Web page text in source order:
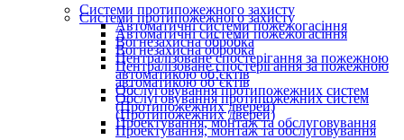
Системи протипожежного захисту
Автоматичні системи пожежогасіння
Вогнезахисна обробка
Централізоване спостерігання за пожежною
автоматикою об’єктів
Обслуговування протипожежних систем
(Протипожежних дверей)
Проектування, монтаж та обслуговування
Системи протипожежного захисту
Автоматичні системи пожежогасіння
Вогнезахисна обробка
Централізоване спостерігання за пожежною
автоматикою об’єктів
Обслуговування протипожежних систем
(Протипожежних дверей)
Проектування, монтаж та обслуговування